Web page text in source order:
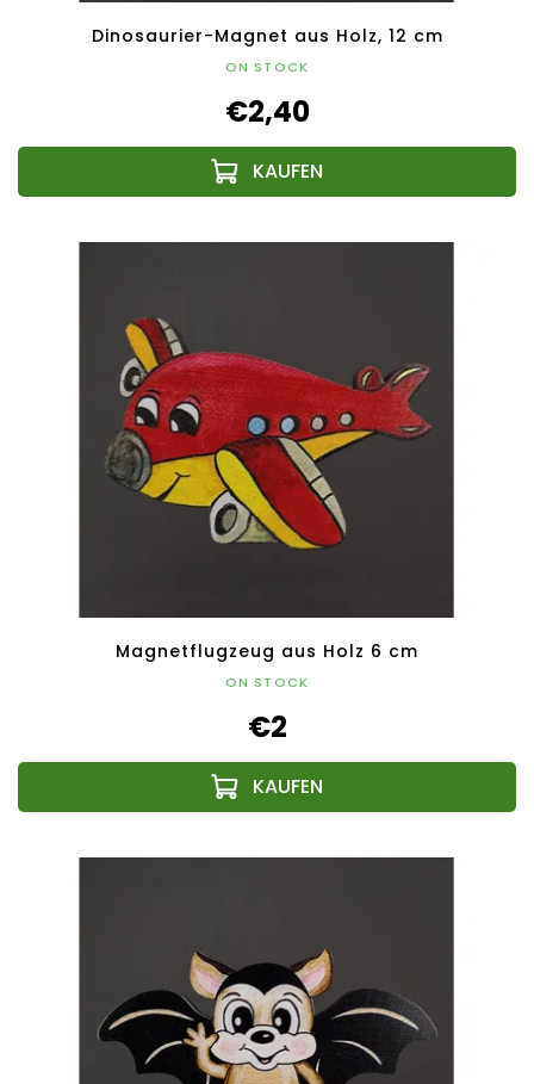
Dinosaurier-Magnet aus Holz, 12 cm
ON STOCK
€2,40
Magnetflugzeug aus Holz 6 cm
ON STOCK
€2